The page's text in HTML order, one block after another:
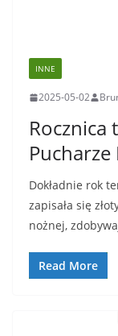
INNE
2025-05-02
Rocznica
Pucharze
Dokładnie rok
zapisała się
nożnej,
Read More